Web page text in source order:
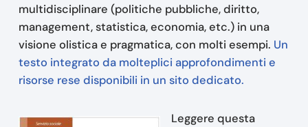
multidisciplinare (politiche pubbliche, diritto,
management, statistica, economia, etc.) in una
visione olistica e pragmatica, con molti esempi. Un
testo integrato da molteplici approfondimenti e
risorse rese disponibili in un sito dedicato.
Leggere questa